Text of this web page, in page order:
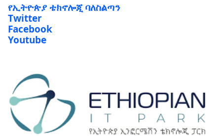
የኢትዮጵያ ቴክኖሎጂ ባለስልጣን
Twitter
Facebook
Youtube